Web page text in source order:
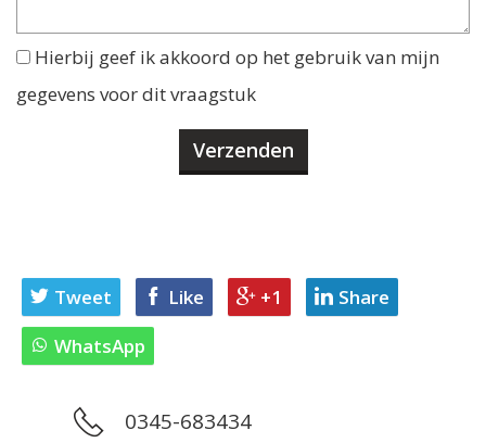
Hierbij geef ik akkoord op het gebruik van mijn
gegevens voor dit vraagstuk
Tweet Like +1
Share
WhatsApp
0345-683434